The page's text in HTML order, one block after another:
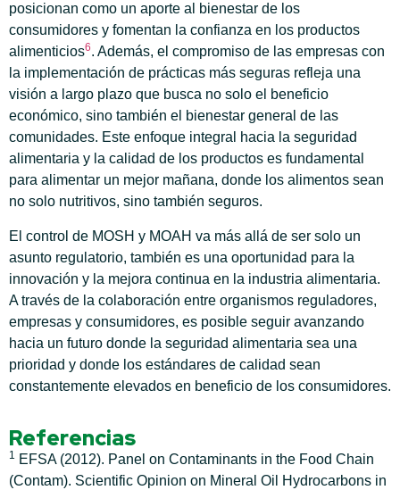
posicionan como un aporte al bienestar de los
consumidores y fomentan la confianza en los productos
alimenticios6. Además, el compromiso de las empresas con
la implementación de prácticas más seguras refleja una
visión a largo plazo que busca no solo el beneficio
económico, sino también el bienestar general de las
comunidades. Este enfoque integral hacia la seguridad
alimentaria y la calidad de los productos es fundamental
para alimentar un mejor mañana, donde los alimentos sean
no solo nutritivos, sino también seguros.
El control de MOSH y MOAH va más allá de ser solo un
asunto regulatorio, también es una oportunidad para la
innovación y la mejora continua en la industria alimentaria.
A través de la colaboración entre organismos reguladores,
empresas y consumidores, es posible seguir avanzando
hacia un futuro donde la seguridad alimentaria sea una
prioridad y donde los estándares de calidad sean
constantemente elevados en beneficio de los consumidores.
Referencias
1 EFSA (2012). Panel on Contaminants in the Food Chain
(Contam). Scientific Opinion on Mineral Oil Hydrocarbons in